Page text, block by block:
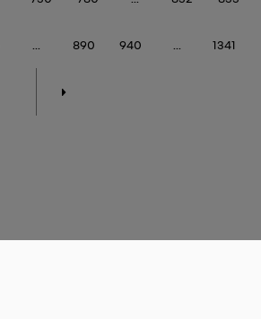
890 940 1341